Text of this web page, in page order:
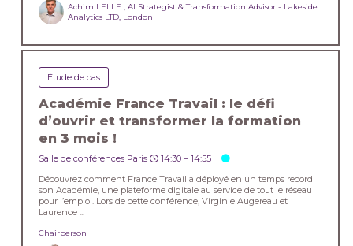
Achim LELLE , AI Strategist & Transformation Advisor - Lakeside
Analytics LTD, London
Étude de cas
Académie France Travail : le défi
d’ouvrir et transformer la formation
en 3 mois !
Salle de conférences Paris 14:30 –14:55
Découvrez comment France Travail a déployé en un temps record
son Académie, une plateforme digitale au service de tout le réseau
pour l’emploi. Lors de cette conférence, Virginie Augereau et
Laurence ...
Chairperson